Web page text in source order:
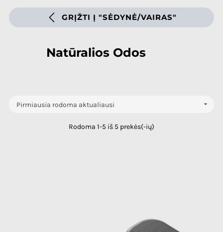
GRĮŽTI Į "SĖDYNĖ/VAIRAS"
Natūralios Odos
Pirmiausia rodoma aktualiausi 
Rodoma 1-5 iš 5 prekės(-ių)